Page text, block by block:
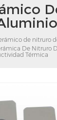
de nitruro
De Nitruro
Térmica